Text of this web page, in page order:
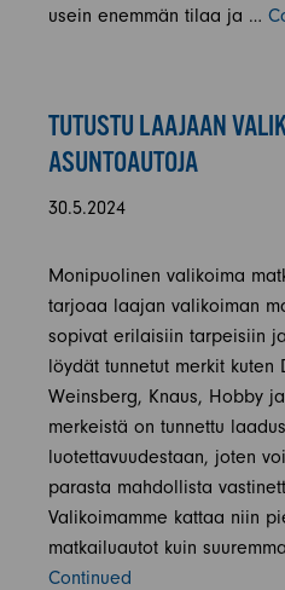
usein enemmän tilaa ja …
TUTUSTU LAAJAAN
ASUNTOAUTOJA
30.5.2024
Monipuolinen valikoima
tarjoaa laajan valikoiman
sopivat erilaisiin tarpeisiin
löydät tunnetut merkit kuten
Weinsberg, Knaus, Hobby
merkeistä on tunnettu
luotettavuudestaan, joten
parasta mahdollista
Valikoimamme kattaa niin
matkailuautot kuin
Continued